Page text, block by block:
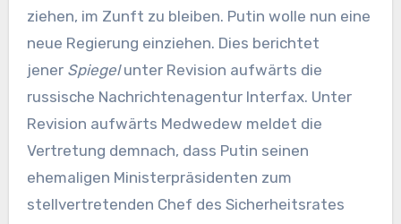
ziehen, im Zunft zu bleiben. Putin wolle nun eine
neue Regierung einziehen. Dies berichtet
jener Spiegelunter Revision aufwärts die
russische Nachrichtenagentur Interfax. Unter
Revision aufwärts Medwedew meldet die
Vertretung demnach, dass Putin seinen
ehemaligen Ministerpräsidenten zum
stellvertretenden Chef des Sicherheitsrates